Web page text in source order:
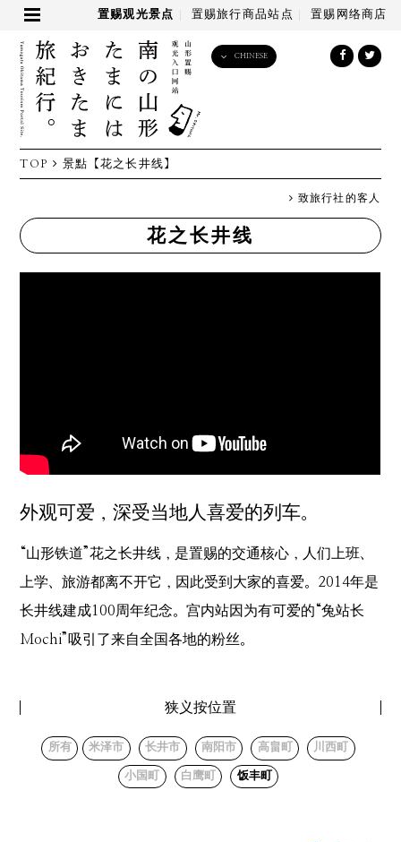
置赐观光景点 置赐旅行商品站点 置赐网络商店
CHINESE
TOP 景點 【花之长井线】
致旅行社的客人
花之长井线
外观可爱，深受当地人喜爱的列车。
“山形铁道”花之长井线，是置赐的交通核心，人们上班、
上学、旅游都离不开它，因此受到大家的喜爱。2014年是
长井线建成100周年纪念。宫内站因为有可爱的“兔站长
Mochi”吸引了来自全国各地的粉丝。
狭义按位置
所有 米泽市 长井市 南阳市 高畠町 川西町
小国町 白鹰町 饭丰町